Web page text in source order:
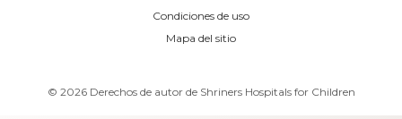
Condiciones de uso
Mapa del sitio
© 2026 Derechos de autor de Shriners Hospitals for Children